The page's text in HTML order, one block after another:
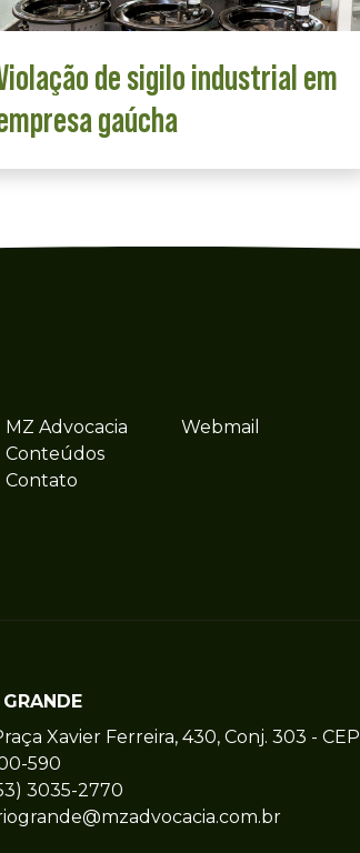
de sigilo industrial em
gaúcha
MZ Advocacia
Conteúdos
Contato
Webmail
Xavier Ferreira, 430, Conj. 303 - CEP
590
3035-2770